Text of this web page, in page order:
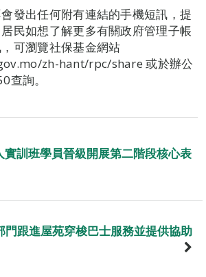
發出任何附有連結的手機短訊，提
民如想了解更多有關政府管理子帳
可瀏覽社保基金網站
zh-hant/rpc/share 或於辦公
查詢。
實訓班學員晉級開展第二階段核心表
門跟進屋苑穿梭巴士服務並提供協助